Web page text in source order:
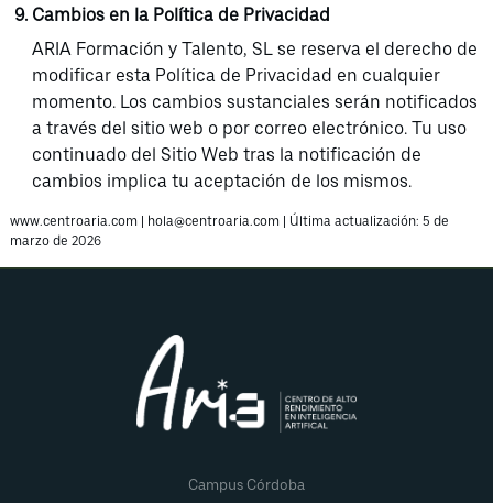
Cambios en la Política de Privacidad
ARIA Formación y Talento, SL se reserva el derecho de
modificar esta Política de Privacidad en cualquier
momento. Los cambios sustanciales serán notificados
a través del sitio web o por correo electrónico. Tu uso
continuado del Sitio Web tras la notificación de
cambios implica tu aceptación de los mismos.
www.centroaria.com | hola@centroaria.com | Última actualización: 5 de
marzo de 2026
Campus Córdoba